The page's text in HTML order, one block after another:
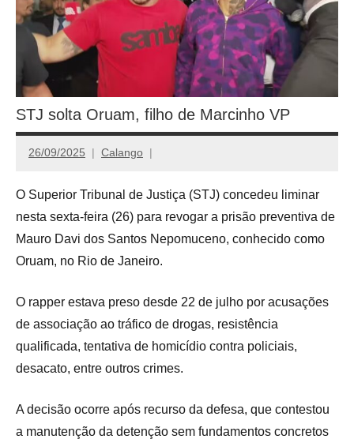
STJ solta Oruam, filho de Marcinho VP
26/09/2025 Calango
O Superior Tribunal de Justiça (STJ) concedeu liminar
nesta sexta-feira (26) para revogar a prisão preventiva de
Mauro Davi dos Santos Nepomuceno, conhecido como
Oruam, no Rio de Janeiro.
O rapper estava preso desde 22 de julho por acusações
de associação ao tráfico de drogas, resistência
qualificada, tentativa de homicídio contra policiais,
desacato, entre outros crimes.
A decisão ocorre após recurso da defesa, que contestou
a manutenção da detenção sem fundamentos concretos